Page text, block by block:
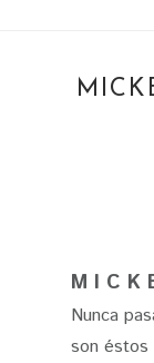
M I C K
Nunca
son éstos